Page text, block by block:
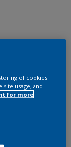
of cookies
usage, and
for more